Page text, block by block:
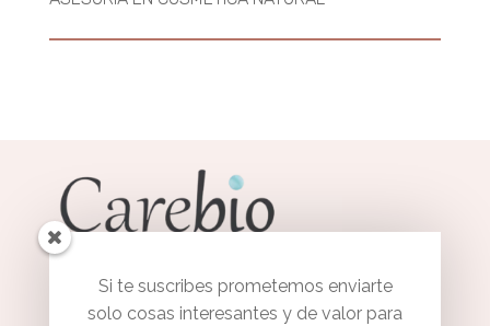
Si te suscribes prometemos enviarte
solo cosas interesantes y de valor para